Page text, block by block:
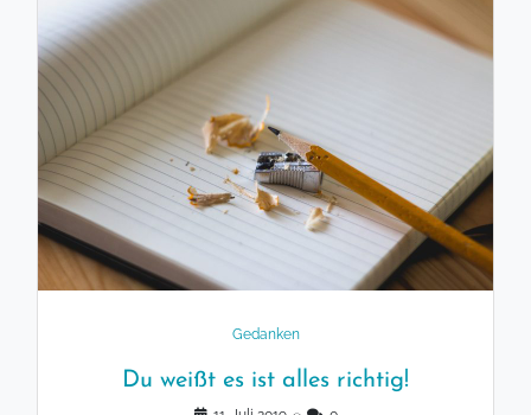
Gedanken
Du weißt es ist alles richtig!